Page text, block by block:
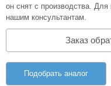
он снят с производства. Для
нашим консультантам.
Заказ
Подобрать аналог